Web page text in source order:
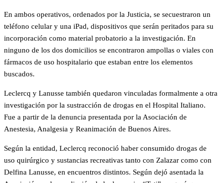
En ambos operativos, ordenados por la Justicia, se secuestraron un
teléfono celular y una iPad, dispositivos que serán peritados para su
incorporación como material probatorio a la investigación. En
ninguno de los dos domicilios se encontraron ampollas o viales con
fármacos de uso hospitalario que estaban entre los elementos
buscados.
Leclercq y Lanusse también quedaron vinculadas formalmente a otra
investigación por la sustracción de drogas en el Hospital Italiano.
Fue a partir de la denuncia presentada por la Asociación de
Anestesia, Analgesia y Reanimación de Buenos Aires.
Según la entidad, Leclercq reconoció haber consumido drogas de
uso quirúrgico y sustancias recreativas tanto con Zalazar como con
Delfina Lanusse, en encuentros distintos. Según dejó asentada la